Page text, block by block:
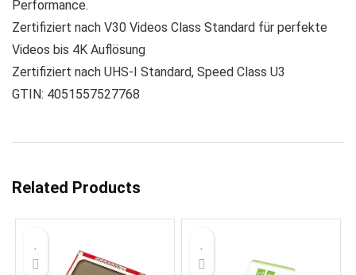
Performance.
Zertifiziert nach V30 Videos Class Standard für perfekte
Videos bis 4K Auflösung
Zertifiziert nach UHS-I Standard, Speed Class U3
GTIN: 4051557527768
Related Products